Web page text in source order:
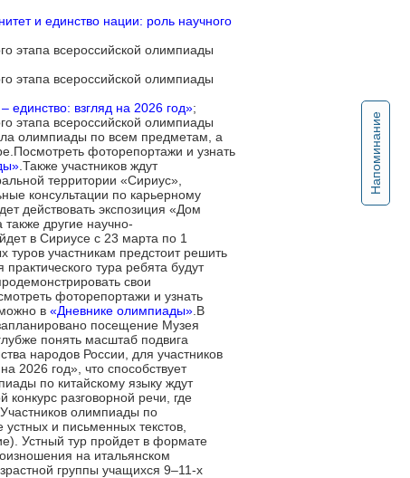
Напоминание
и единство нации: роль научного
этапа всероссийской олимпиады
этапа всероссийской олимпиады
единство: взгляд на 2026 год»;
этапа всероссийской олимпиады
олимпиады по всем предметам, а
фоторепортажи и узнать
.Также участников ждут
территории «Сириус»,
консультации по карьерному
действовать экспозиция «Дом
другие научно-
в Сириусе с 23 марта по 1
участникам предстоит решить
тура ребята будут
свои
фоторепортажи и узнать
в «Дневнике олимпиады» .В
посещение Музея
понять масштаб подвига
народов России, для участников
2026 год», что способствует
по китайскому языку ждут
конкурс разговорной речи, где
олимпиады по
и письменных текстов,
Устный тур пройдет в формате
на итальянском
группы учащихся 9–11-х